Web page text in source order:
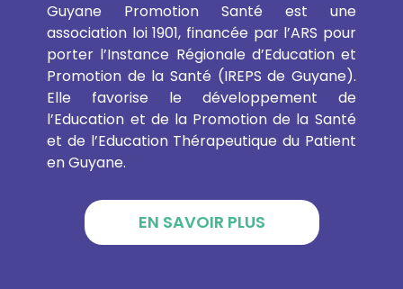
Guyane Promotion Santé est une
association loi 1901, financée par l’ARS pour
porter l’Instance Régionale d’Education et
Promotion de la Santé (IREPS de Guyane).
Elle favorise le développement de
l’Education et de la Promotion de la Santé
et de l’Education Thérapeutique du Patient
en Guyane.
EN SAVOIR PLUS